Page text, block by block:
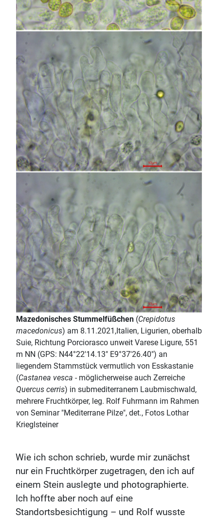
Mazedonisches Stummelfüßchen (Crepidotus
macedonicus) am 8.11.2021,Italien, Ligurien, oberhalb
Suie, Richtung Porciorasco unweit Varese Ligure, 551
m NN (GPS: N44°22'14.13" E9°37'26.40") an
liegendem Stammstück vermutlich von Esskastanie
(Castanea vesca - möglicherweise auch Zerreiche
Quercus cerris) in submediterranem Laubmischwald,
mehrere Fruchtkörper, leg. Rolf Fuhrmann im Rahmen
von Seminar "Mediterrane Pilze", det., Fotos Lothar
Krieglsteiner
Wie ich schon schrieb, wurde mir zunächst
nur ein Fruchtkörper zugetragen, den ich auf
einem Stein auslegte und photographierte.
Ich hoffte aber noch auf eine
Standortsbesichtigung – und Rolf wusste